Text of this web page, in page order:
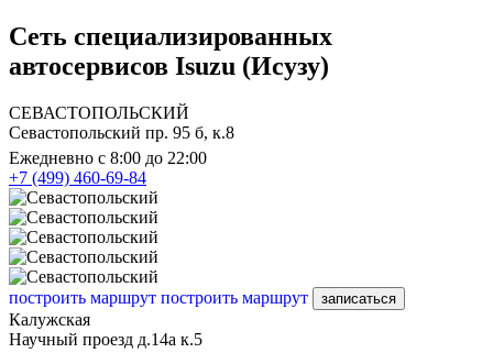
Сеть специализированных
автосервисов Isuzu (Исузу)
СЕВАСТОПОЛЬСКИЙ
Севастопольский пр. 95 б, к.8
Ежедневно с 8:00 до 22:00
+7 (499) 460-69-84
построить маршрут построить маршрут записаться
Калужская
Научный проезд д.14а к.5